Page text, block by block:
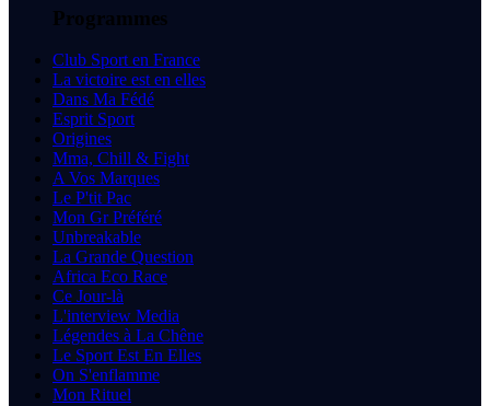
Programmes
Club Sport en France
La victoire est en elles
Dans Ma Fédé
Esprit Sport
Origines
Mma, Chill & Fight
A Vos Marques
Le P'tit Pac
Mon Gr Préféré
Unbreakable
La Grande Question
Africa Eco Race
Ce Jour-là
L'interview Media
Légendes à La Chêne
Le Sport Est En Elles
On S'enflamme
Mon Rituel